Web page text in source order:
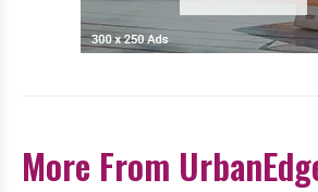
More From